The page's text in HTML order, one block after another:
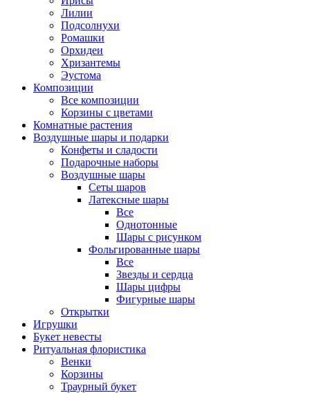
Лилии
Подсолнухи
Ромашки
Орхидеи
Хризантемы
Эустома
Композиции
Все композиции
Корзины с цветами
Комнатные растения
Воздушные шары и подарки
Конфеты и сладости
Подарочные наборы
Воздушные шары
Сеты шаров
Латексные шары
Все
Однотонные
Шары с рисунком
Фольгированные шары
Все
Звезды и сердца
Шары цифры
Фигурные шары
Открытки
Игрушки
Букет невесты
Ритуальная флористика
Венки
Корзины
Траурный букет